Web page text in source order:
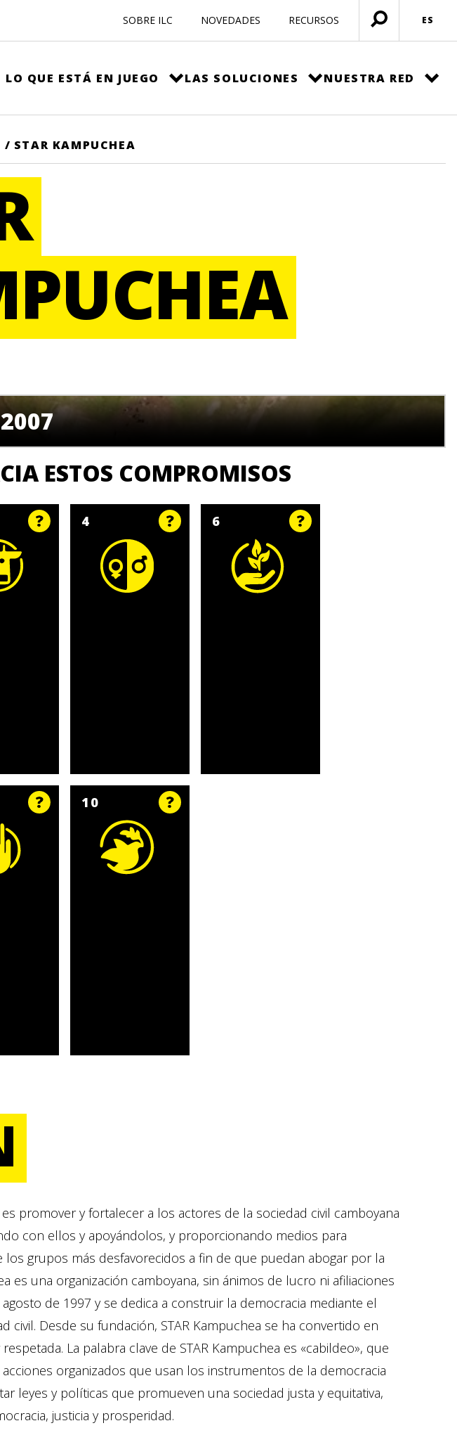
SOBRE ILC NOVEDADES RECURSOS
Menú
abierto
ES
LO QUE ESTÁ EN JUEGO LAS SOLUCIONES NUESTRA RED
/ STAR KAMPUCHEA
ESTOS COMPROMISOS
4 6
10
promover y fortalecer a los actores de la sociedad civil camboyana
con ellos y apoyándolos, y proporcionando medios para
grupos más desfavorecidos a fin de que puedan abogar por la
es una organización camboyana, sin ánimos de lucro ni afiliaciones
de 1997 y se dedica a construir la democracia mediante el
civil. Desde su fundación, STAR Kampuchea se ha convertido en
La palabra clave de STAR Kampuchea es «cabildeo», que
organizados que usan los instrumentos de la democracia
leyes y políticas que promueven una sociedad justa y equitativa,
justicia y prosperidad.